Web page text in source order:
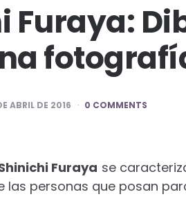
Furaya:
ABRIL DE 2016 0 COMMENTS
Furaya se
las personas que posan